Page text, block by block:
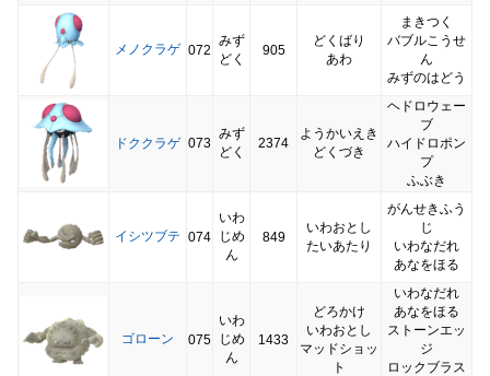
メノクラゲ 072
みず
どく
905
どくばり
あわ
まきつく
バブルこうせ
ん
みずのはどう
ドククラゲ 073
みず
どく
2374
ようかいえき
どくづき
ヘドロウェー
ブ
ハイドロポン
プ
ふぶき
イシツブテ 074
いわ
じめ
ん
849
いわおとし
たいあたり
がんせきふう
じ
いわなだれ
あなをほる
ゴローン 075
いわ
じめ
ん
1433
どろかけ
いわおとし
マッドショッ
ト
いわなだれ
あなをほる
ストーンエッ
ジ
ロックブラス